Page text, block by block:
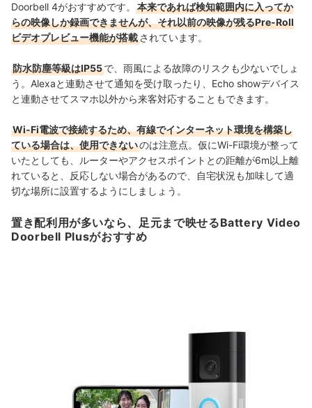
Doorbell 4がおすすめです。
本来であれば検知範囲内に入ってか
らの映像しか録画できませんが、それ以前の映像が残るPre-Roll
ビデオプレビュー機能が搭載されています。
防水防塵等級はIP55で、雨風による故障のリスクも少ないでしょ
う 。Alexaと連動させて通知を受け取ったり、 Echo showデバイス
と連動させてスマホ以外から来客対応することもできます。
Wi-Fi電波で接続するため、有線でインターネット環境を構築し
ている場合は、使用できないのは注意点。仮にWi-Fi環境が整って
いたとしても、ルーターやアクセスポイントとの距離が6m以上離
れていると、反応しない場合があるので、自宅状況も加味して適
切な場所に設置するようにしましょう。
置き配利用が多いなら、足元まで映せるBattery Video
Doorbell Plusがおすすめ